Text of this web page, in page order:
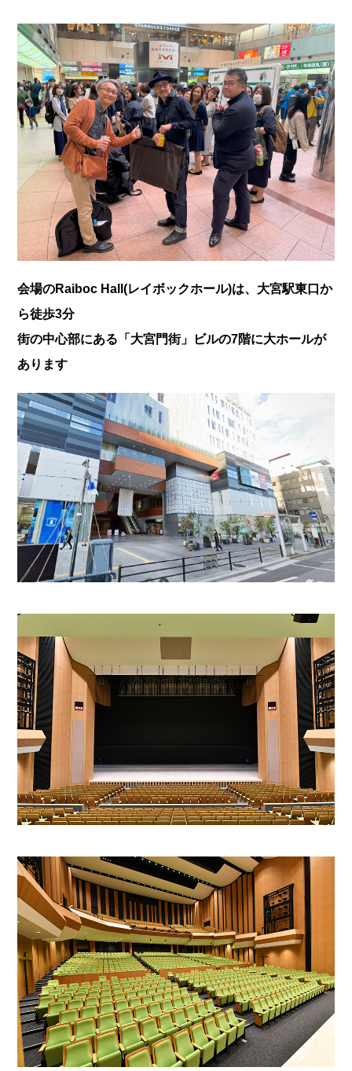
会場のRaiboc Hall(レイボックホール)は、大宮駅東口か
ら徒歩3分
街の中心部にある「大宮門街」ビルの7階に大ホールが
あります